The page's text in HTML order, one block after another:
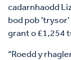
cadarnhaodd
bod pob
grant o £1,254
“Roedd y